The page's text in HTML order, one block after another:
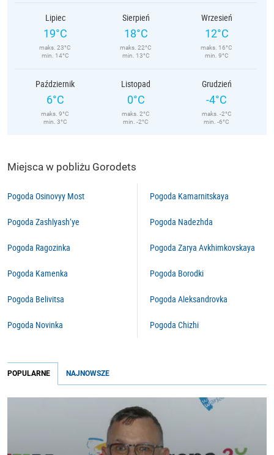
Lipiec
19°C
maks. 23°C
min. 14°C
Sierpień
18°C
maks. 22°C
min. 13°C
Wrzesień
12°C
maks. 16°C
min. 9°C
Październik
6°C
maks. 9°C
min. 3°C
Listopad
0°C
maks. 2°C
min. -2°C
Grudzień
-4°C
maks. -2°C
min. -6°C
Miejsca w pobliżu Gorodets
Pogoda Osinovyy Most
Pogoda Zashlyash’ye
Pogoda Ragozinka
Pogoda Kamenka
Pogoda Belivitsa
Pogoda Novinka
Pogoda Kamarnitskaya
Pogoda Nadezhda
Pogoda Zarya Avkhimkovskaya
Pogoda Borodki
Pogoda Aleksandrovka
Pogoda Chizhi
POPULARNE NAJNOWSZE